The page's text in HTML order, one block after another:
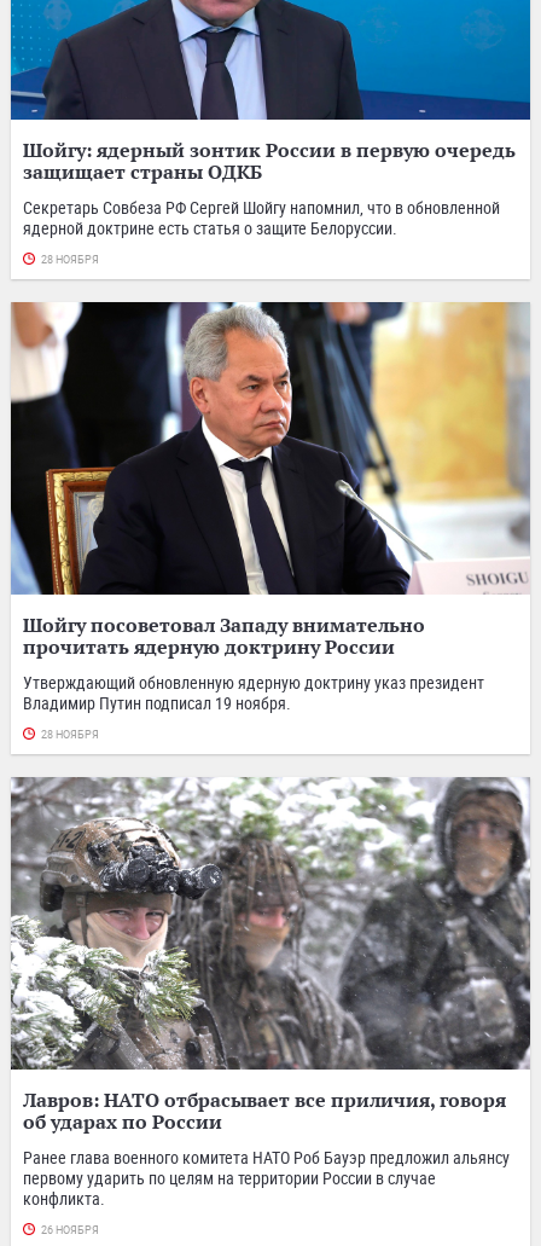
Шойгу: ядерный зонтик России в первую очередь
защищает страны ОДКБ
Секретарь Совбеза РФ Сергей Шойгу напомнил, что в обновленной
ядерной доктрине есть статья о защите Белоруссии.
28 НОЯБРЯ
Шойгу посоветовал Западу внимательно
прочитать ядерную доктрину России
Утверждающий обновленную ядерную доктрину указ президент
Владимир Путин подписал 19 ноября.
28 НОЯБРЯ
Лавров: НАТО отбрасывает все приличия, говоря
об ударах по России
Ранее глава военного комитета НАТО Роб Бауэр предложил альянсу
первому ударить по целям на территории России в случае
конфликта.
26 НОЯБРЯ